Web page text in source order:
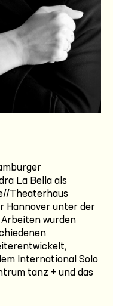
La Bella als
Theaterhaus
Hannover unter der
Arbeiten wurden
International Solo
tanz + und das